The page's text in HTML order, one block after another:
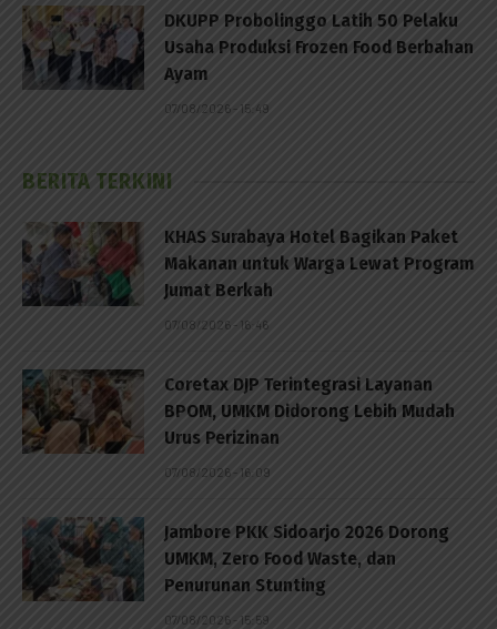
DKUPP Probolinggo Latih 50 Pelaku
Usaha Produksi Frozen Food Berbahan
Ayam
07/08/2026 - 15:49
BERITA TERKINI
KHAS Surabaya Hotel Bagikan Paket
Makanan untuk Warga Lewat Program
Jumat Berkah
07/08/2026 - 16:46
Coretax DJP Terintegrasi Layanan
BPOM, UMKM Didorong Lebih Mudah
Urus Perizinan
07/08/2026 - 16:09
Jambore PKK Sidoarjo 2026 Dorong
UMKM, Zero Food Waste, dan
Penurunan Stunting
07/08/2026 - 15:59